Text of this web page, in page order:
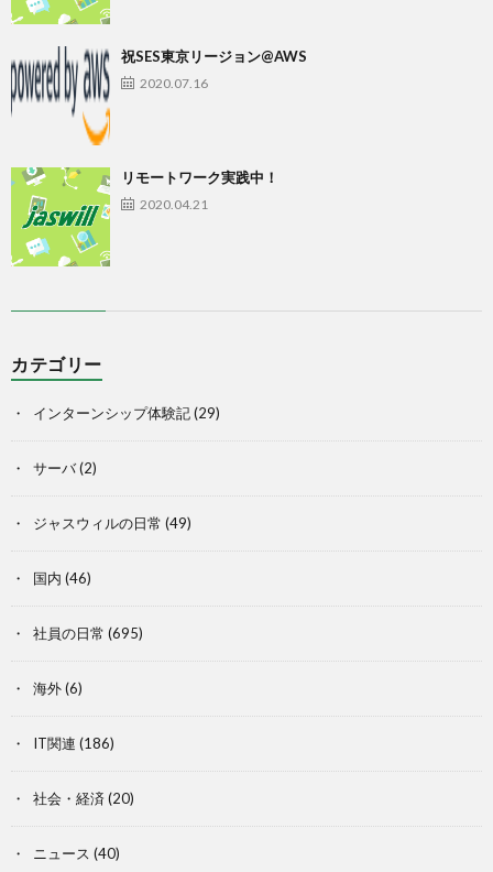
祝SES東京リージョン@AWS
2020.07.16
リモートワーク実践中！
2020.04.21
カテゴリー
インターンシップ体験記(29)
サーバ(2)
ジャスウィルの日常 (49)
国内 (46)
社員の日常 (695)
海外(6)
IT関連 (186)
社会・経済 (20)
ニュース (40)